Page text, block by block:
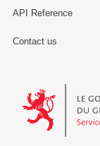
API Reference
Contact us
Le